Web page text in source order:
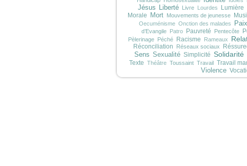
Jésus Liberté Livre Lourdes Lumière
Morale Mort Mouvements de jeunesse
Oecuménisme Onction des malades Paix
d’Evangile Patro Pauvreté Pentecôte
Pèlerinage Péché Racisme Rameaux
Réconciliation Réseaux sociaux
Sens Sexualité Simplicité Solidarité
Texte Théâtre Toussaint Travail Travail
Violence